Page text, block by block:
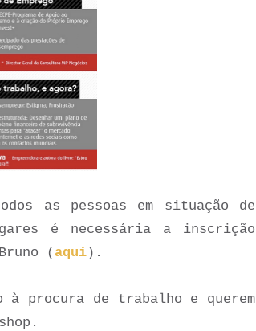
as pessoas em situação de
é necessária a inscrição
( aqui).
à procura de trabalho e querem